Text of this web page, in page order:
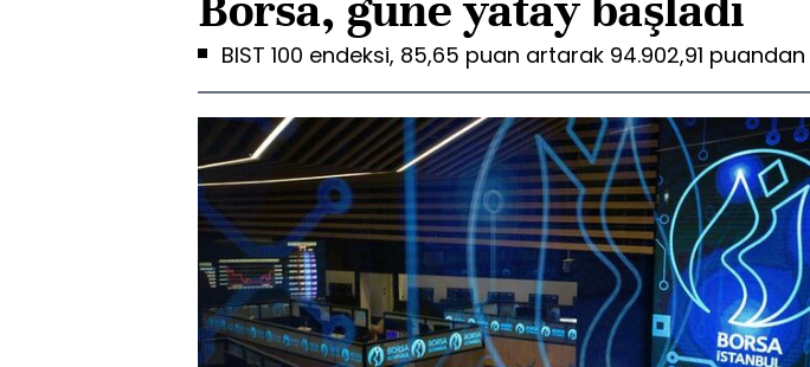
BIST 100 endeksi, 85,65 puan artarak 94.902,91 puandan